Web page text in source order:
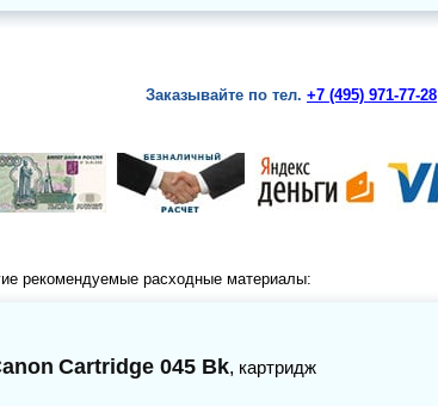
Заказывайте по тел. +7 (495) 971-77-28
рекомендуемые расходные материалы:
Cartridge 045 Bk, картридж